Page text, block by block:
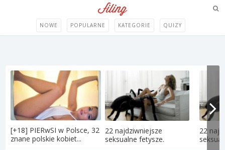
NOWE POPULARNE KATEGORIE QUIZY
[+18] PIERwSI w Polsce, 32
znane polskie kobiet...
22 najdziwniejsze
seksualne fetysze.
22